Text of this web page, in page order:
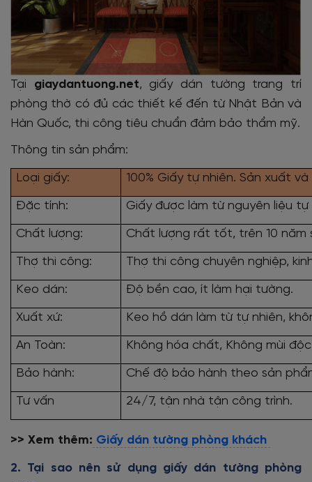
Tại giaydantuong.net, giấy dán tường trang trí
phòng thờ có đủ các thiết kế đến từ Nhật Bản và
Hàn Quốc, thi công tiêu chuẩn đảm bảo thẩm mỹ.
Thông tin sản phẩm:
Loại giấy: 100% Giấy tự nhiên. Sản xuất
Đặc tính: Giấy được làm từ nguyên liệu
Chất lượng: Chất lượng rất tốt, trên 10 năm
Thợ thi công: Thợ thi công chuyên nghiệp,
Keo dán: Độ bền cao, ít làm hại tường.
Xuất xứ: Keo hồ dán làm từ tự nhiên,
An Toàn: Không hóa chất, Không mùi
Bảo hành: Chế độ bảo hành theo sản
Tư vấn 24/7, tận nhà tận công trình.
>> Xem thêm: Giấy dán tường phòng khách
2. Tại sao nên sử dụng giấy dán tường phòng